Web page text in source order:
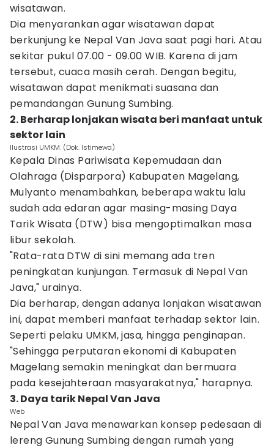
wisatawan.
Dia menyarankan agar wisatawan dapat
berkunjung ke Nepal Van Java saat pagi hari. Atau
sekitar pukul 07.00 - 09.00 WIB. Karena di jam
tersebut, cuaca masih cerah. Dengan begitu,
wisatawan dapat menikmati suasana dan
pemandangan Gunung Sumbing.
2. Berharap lonjakan wisata beri manfaat untuk
sektor lain
Ilustrasi UMKM. (Dok. Istimewa)
Kepala Dinas Pariwisata Kepemudaan dan
Olahraga (Disparpora) Kabupaten Magelang,
Mulyanto menambahkan, beberapa waktu lalu
sudah ada edaran agar masing-masing Daya
Tarik Wisata (DTW) bisa mengoptimalkan masa
libur sekolah.
"Rata-rata DTW di sini memang ada tren
peningkatan kunjungan. Termasuk di Nepal Van
Java," urainya.
Dia berharap, dengan adanya lonjakan wisatawan
ini, dapat memberi manfaat terhadap sektor lain.
Seperti pelaku UMKM, jasa, hingga penginapan.
"Sehingga perputaran ekonomi di Kabupaten
Magelang semakin meningkat dan bermuara
pada kesejahteraan masyarakatnya," harapnya.
3. Daya tarik Nepal Van Java
Web
Nepal Van Java menawarkan konsep pedesaan di
lereng Gunung Sumbing dengan rumah yang